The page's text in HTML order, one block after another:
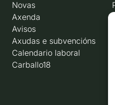
Novas
Axenda
Avisos
Axudas e subvencións
Calendario laboral
Carballo18